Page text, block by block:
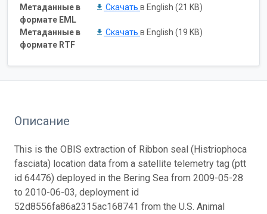
Метаданные в
формате EML
Скачать в English (21 KB)
Метаданные в
формате RTF
Скачать в English (19 KB)
Описание
This is the OBIS extraction of Ribbon seal (Histriophoca
fasciata) location data from a satellite telemetry tag (ptt
id 64476) deployed in the Bering Sea from 2009-05-28
to 2010-06-03, deployment id
52d8556fa86a2315ac168741 from the U.S. Animal